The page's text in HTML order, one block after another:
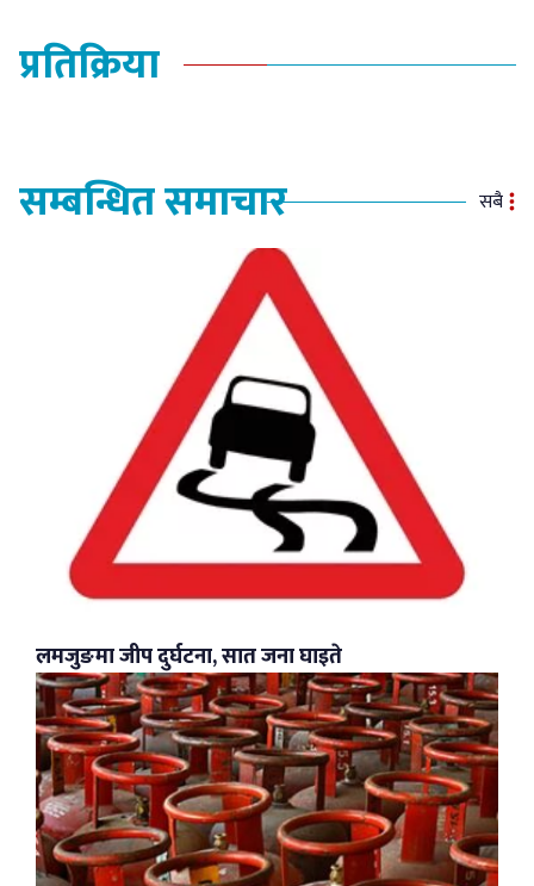
प्रतिक्रिया
सम्बन्धित समाचार सबै
लमजुङमा जीप दुर्घटना, सात जना घाइते